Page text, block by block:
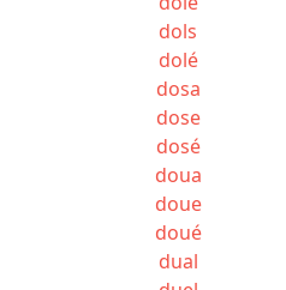
dols
dolé
dosa
dose
dosé
doua
doue
doué
dual